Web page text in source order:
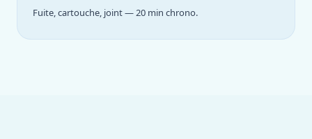
Fuite, cartouche, joint — 20 min chrono.